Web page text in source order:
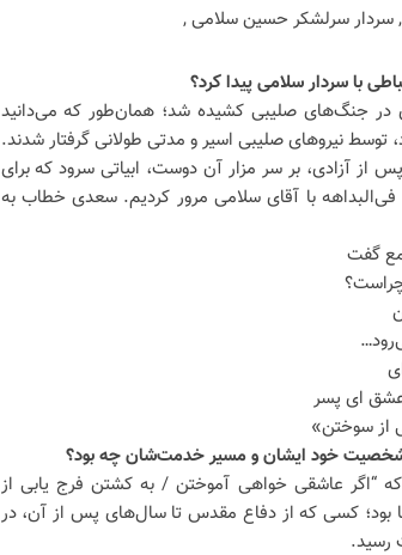
با سردار سلامی پیدا کرد؟
در جنگ‌های صلیبی کشیده شد؛ همان‌طور که می‌دانید
نیروهای صلیبی اسیر و مدتی طولانی گرفتار شدند.
آزادی، بر سر مزار آن دوست، ابیاتی سرود که برای
با آقای سلامی مرور کردیم. سعدی خطاب به
گفت
ای پسر
از سوختن»
شخصیت خود ایشان و مسیر خدمت‌شان چه بود؟
“اگر عاشقی خواهی آموختن / به کشتن فرج یابی از
بود؛ کسی که از دفاع مقدس تا سال‌های پس از آن، در
رسید.